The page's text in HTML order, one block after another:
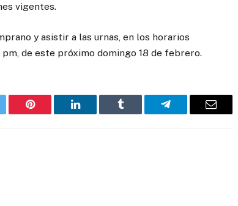
vigentes.
y asistir a las urnas, en los horarios
de este próximo domingo 18 de febrero.
Pinterest LinkedIn Tumblr TelegramaCorreo